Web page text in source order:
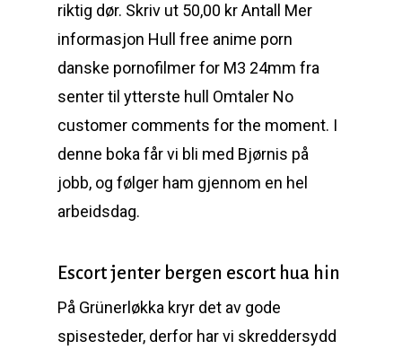
riktig dør. Skriv ut 50,00 kr Antall Mer
informasjon Hull free anime porn
danske pornofilmer for M3 24mm fra
senter til ytterste hull Omtaler No
customer comments for the moment. I
denne boka får vi bli med Bjørnis på
jobb, og følger ham gjennom en hel
arbeidsdag.
Escort jenter bergen escort hua hin
På Grünerløkka kryr det av gode
spisesteder, derfor har vi skreddersydd